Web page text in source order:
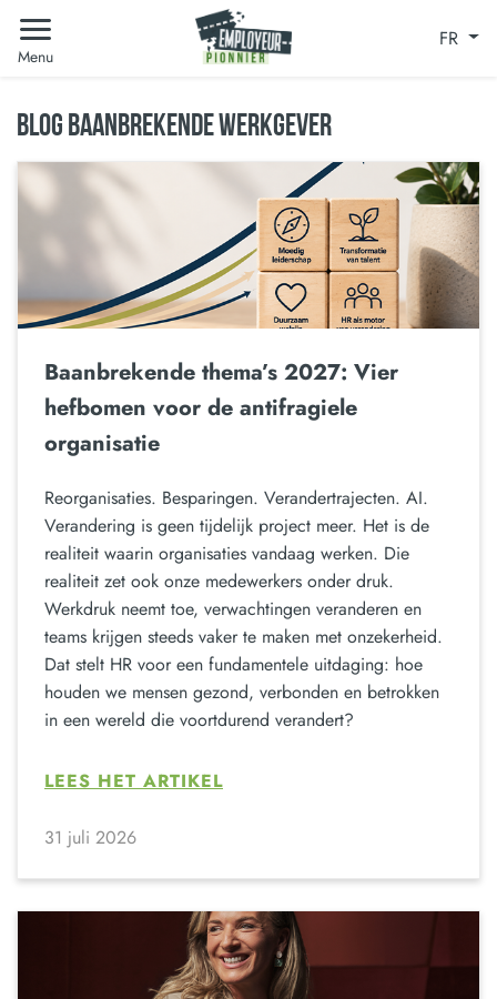
Menu
FR
BLOG BAANBREKENDE WERKGEVER
Baanbrekende thema’s 2027: Vier
hefbomen voor de antifragiele
organisatie
Reorganisaties. Besparingen. Verandertrajecten. AI.
Verandering is geen tijdelijk project meer. Het is de
realiteit waarin organisaties vandaag werken. Die
realiteit zet ook onze medewerkers onder druk.
Werkdruk neemt toe, verwachtingen veranderen en
teams krijgen steeds vaker te maken met onzekerheid.
Dat stelt HR voor een fundamentele uitdaging: hoe
houden we mensen gezond, verbonden en betrokken
in een wereld die voortdurend verandert?
LEES HET ARTIKEL
31 juli 2026